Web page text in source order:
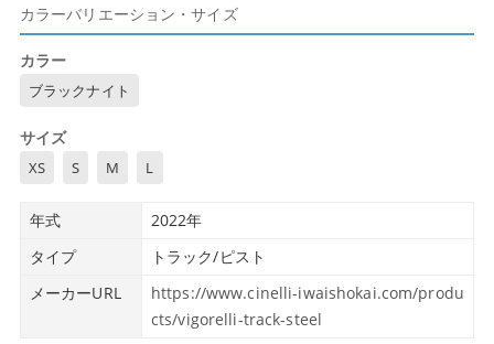
カラーバリエーション・サイズ
カラー
ブラックナイト
サイズ
XS S M L
年式
2022年
タイプ
トラック/ピスト
メーカーURL
https://www.cinelli-iwaishokai.com/produ
cts/vigorelli-track-steel